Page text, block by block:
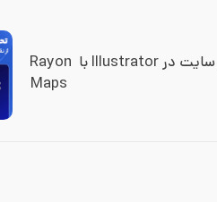
آموزش ساخت تحلیل سایت در Illustrator با Rayon
Maps